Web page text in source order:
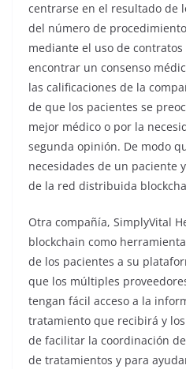
centrarse en el resultado de
del número de
mediante el uso de
encontrar un consenso
las calificaciones de la
de que los pacientes se
mejor médico o por la
segunda opinión. De modo
necesidades de un paciente
de la red distribuida
Otra compañía, SimplyVital
blockchain como
de los pacientes a su
que los múltiples
tengan fácil acceso a la
tratamiento que recibirá y
de facilitar la coordinación
de tratamientos y para